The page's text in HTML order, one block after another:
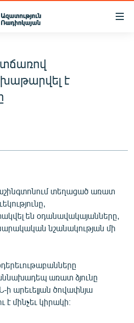
է
տեղացած առատ
են օդանավակայանները,
նշանակության մի
առատ ձյունը
ի արեւելյան ծովափնյա
է մինչեւ կիրակի։